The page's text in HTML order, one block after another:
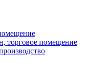
торговое помещение